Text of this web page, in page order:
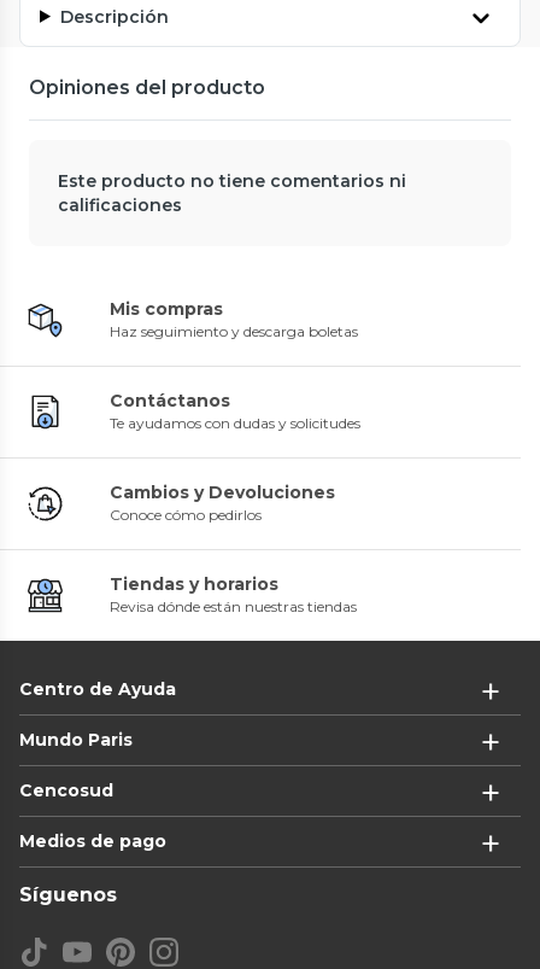
Descripción
Opiniones del producto
Este producto no tiene comentarios ni
calificaciones
Mis compras
Haz seguimiento y descarga boletas
Contáctanos
Te ayudamos con dudas y solicitudes
Cambios y Devoluciones
Conoce cómo pedirlos
Tiendas y horarios
Revisa dónde están nuestras tiendas
Centro de Ayuda
Mundo Paris
Cencosud
Medios de pago
Síguenos